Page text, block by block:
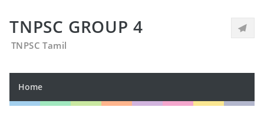
TNPSC GROUP 4
TNPSC Tamil
Home